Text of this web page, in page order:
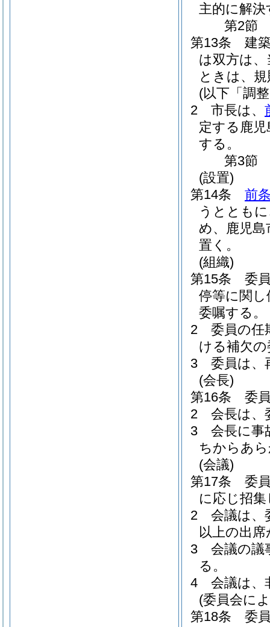
主的に解
第2節
第13条
建
は双方は
ときは、
(以下「調
2
市長は、
定する鹿
する。
第3節
(設置)
第14条
前
うととも
め、鹿児島
置く。
(組織)
第15条
委
停等に関
委嘱する。
2
委員の任
ける補欠
3
委員は、
(会長)
第16条
委
2
会長は、
3
会長に事
ちからあ
(会議)
第17条
委
に応じ招
2
会議は、
以上の出
3
会議の議
る。
4
会議は、
(委員会に
第18条
委